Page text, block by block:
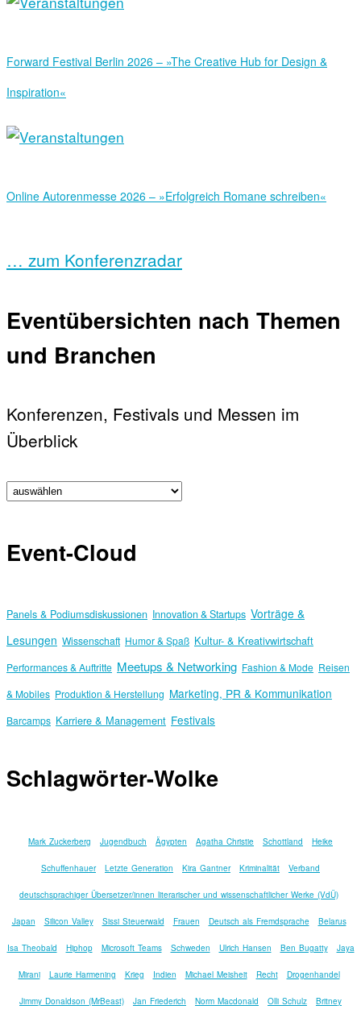
Forward Festival Berlin 2026 – »The Creative Hub for Design &
Inspiration«
Online Autorenmesse 2026 – »Erfolgreich Romane schreiben«
… zum Konferenzradar
Eventübersichten nach Themen
und Branchen
Konferenzen, Festivals und Messen im
Überblick
Event-Cloud
Panels & Podiumsdiskussionen Innovation & Startups Vorträge &
Lesungen Wissenschaft Humor & Spaß Kultur- & Kreativwirtschaft
Performances & Auftritte Meetups & Networking Fashion & Mode Reisen
& Mobiles Produktion & Herstellung Marketing, PR & Kommunikation
Barcamps Karriere & Management Festivals
Schlagwörter-Wolke
Mark Zuckerberg Jugendbuch Ägypten Agatha Christie Schottland Heike
Schuffenhauer Letzte Generation Kira Gantner Kriminalität Verband
deutschsprachiger Übersetzer/innen literarischer und wissenschaftlicher Werke (VdÜ)
Japan Silicon Valley Sissi Steuerwald Frauen Deutsch als Fremdsprache Belarus
Isa Theobald Hiphop Microsoft Teams Schweden Ulrich Hansen Ben Bugatty Jaya
Mirani Laurie Harmening Krieg Indien Michael Meisheit Recht Drogenhandel
Jimmy Donaldson (MrBeast) Jan Friederich Norm Macdonald Olli Schulz Britney